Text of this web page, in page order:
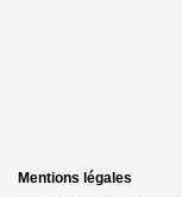
Mentions légales